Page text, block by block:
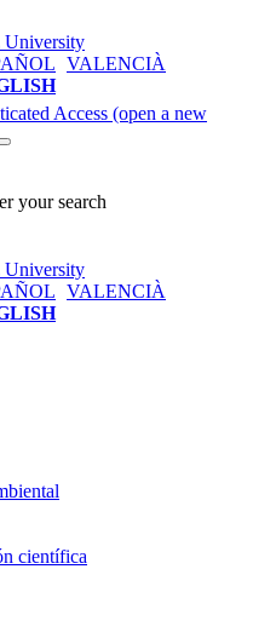
VALENCIÀ
Access (open a new
your search
VALENCIÀ
científica